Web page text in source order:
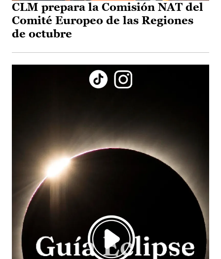
CLM prepara la Comisión NAT del
Comité Europeo de las Regiones
de octubre